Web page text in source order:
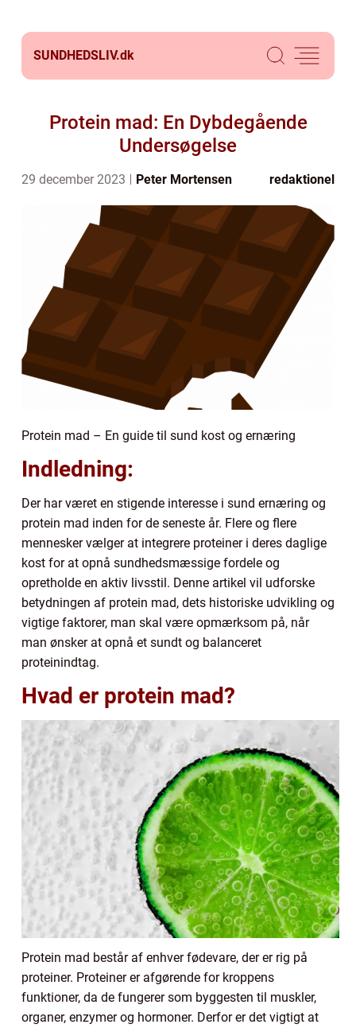
SUNDHEDSLIV.dk
Protein mad: En Dybdegående
Undersøgelse
29 december 2023 Peter Mortensen redaktionel
Protein mad – En guide til sund kost og ernæring
Indledning:
Der har været en stigende interesse i sund ernæring og
protein mad inden for de seneste år. Flere og flere
mennesker vælger at integrere proteiner i deres daglige
kost for at opnå sundhedsmæssige fordele og
opretholde en aktiv livsstil. Denne artikel vil udforske
betydningen af protein mad, dets historiske udvikling og
vigtige faktorer, man skal være opmærksom på, når
man ønsker at opnå et sundt og balanceret
proteinindtag.
Hvad er protein mad?
Protein mad består af enhver fødevare, der er rig på
proteiner. Proteiner er afgørende for kroppens
funktioner, da de fungerer som byggesten til muskler,
organer, enzymer og hormoner. Derfor er det vigtigt at